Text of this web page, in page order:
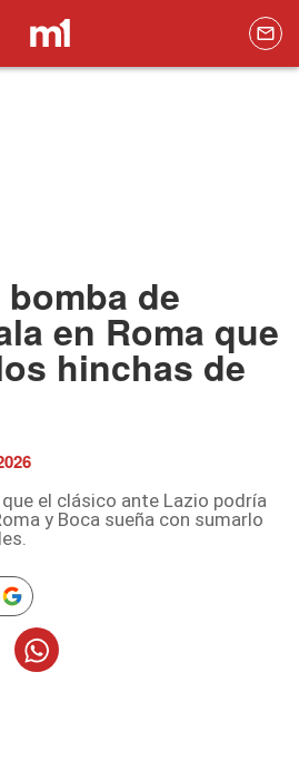
de
en Roma que
hinchas de
el clásico ante Lazio podría
y Boca sueña con sumarlo